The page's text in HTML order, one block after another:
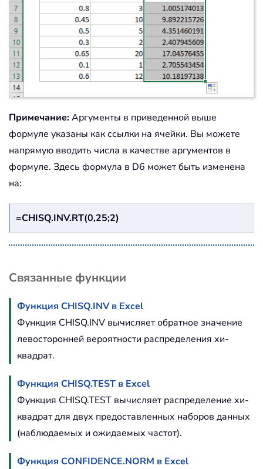
Примечание:Аргументы в приведенной выше
формуле указаны как ссылки на ячейки. Вы можете
напрямую вводить числа в качестве аргументов в
формуле. Здесь формула в D6 может быть изменена
на:
=CHISQ.INV.RT(0,25;2)
Связанные функции
Функция CHISQ.INV в Excel
Функция CHISQ.INV вычисляет обратное значение
левосторонней вероятности распределения хи-
квадрат.
Функция CHISQ.TEST в Excel
Функция CHISQ.TEST вычисляет распределение хи-
квадрат для двух предоставленных наборов данных
(наблюдаемых и ожидаемых частот).
Функция CONFIDENCE.NORM в Excel